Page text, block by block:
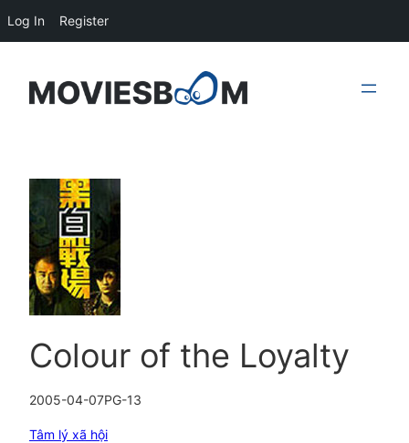
content
Colour of the Loyalty
2005-04-07PG-13
Tâm lý xã hội
Log In Register